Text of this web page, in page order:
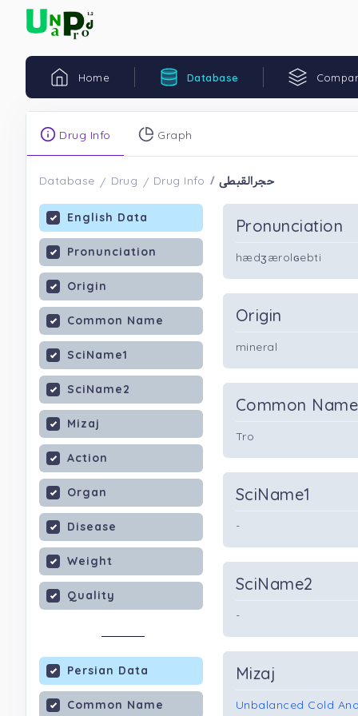
Home Database
Drug Info Graph
Database Drug Drug Info حجرالقبطی
English Data
Pronunciation
Origin
Common Name
SciName1
SciName2
Mizaj
Action
Organ
Disease
Weight
Quality
Persian Data
Common Name
Pronunciation
hædʒærolɢebti
Origin
mineral
Common Name
Tro
SciName1
-
SciName2
-
Mizaj
Unbalanced Cold